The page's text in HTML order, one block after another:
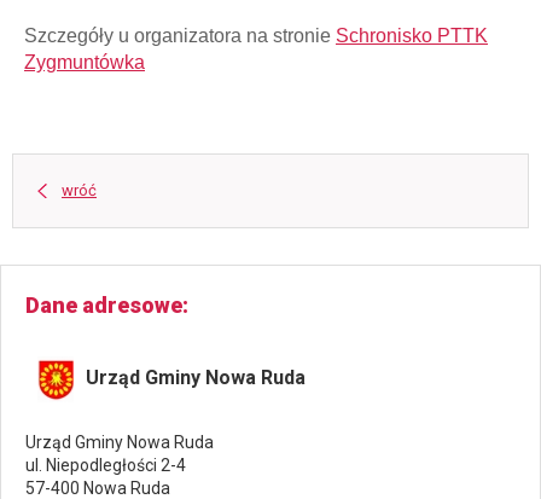
Szczegóły u organizatora na stronie Schronisko PTTK
Zygmuntówka
wróć
Dane adresowe
Urząd Gminy Nowa Ruda
Urząd Gminy Nowa Ruda
ul. Niepodległości 2-4
57-400 Nowa Ruda